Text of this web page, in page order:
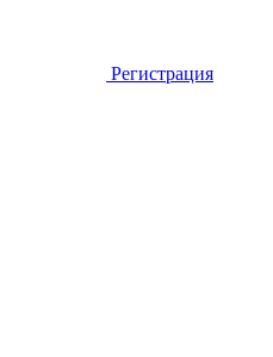
Регистрация